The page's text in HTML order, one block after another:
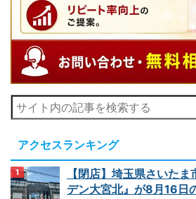
アクセスランキング
【閉店】埼玉県さいた
デン大宮北』が8月16日